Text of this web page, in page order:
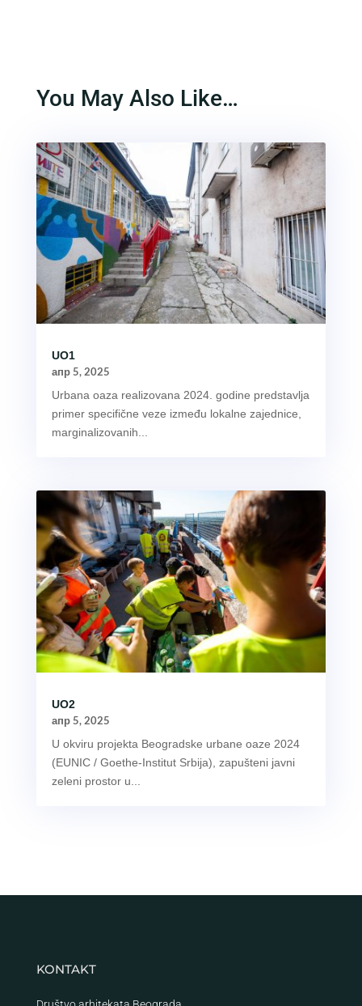
You May Also Like…
UO1
апр 5, 2025
Urbana oaza realizovana 2024. godine predstavlja
primer specifične veze između lokalne zajednice,
marginalizovanih...
UO2
апр 5, 2025
U okviru projekta Beogradske urbane oaze 2024
(EUNIC / Goethe-Institut Srbija), zapušteni javni
zeleni prostor u...
KONTAKT